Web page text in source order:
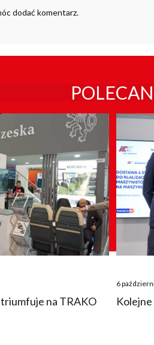
dodać komentarz.
triumfuje na TRAKO
Posted
on
6